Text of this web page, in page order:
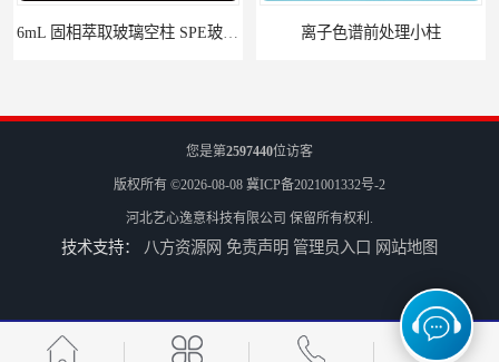
6mL 固相萃取玻璃空柱 SPE玻璃空柱 离子色谱前处理小柱​
您是第2597440位访客
版权所有 ©2026-08-08 冀ICP备2021001332号-2
河北艺心逸意科技有限公司 保留所有权利.
技术支持： 八方资源网 免责声明 管理员入口 网站地图